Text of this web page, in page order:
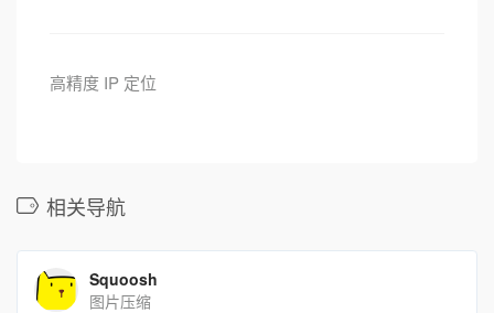
高精度 IP 定位
相关导航
Squoosh
图片压缩